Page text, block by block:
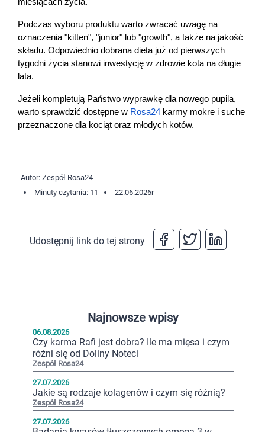
miesiącach życia.
Podczas wyboru produktu warto zwracać uwagę na
oznaczenia "kitten", "junior" lub "growth", a także na jakość
składu. Odpowiednio dobrana dieta już od pierwszych
tygodni życia stanowi inwestycję w zdrowie kota na długie
lata.
Jeżeli kompletują Państwo wyprawkę dla nowego pupila,
warto sprawdzić dostępne w Rosa24 karmy mokre i suche
przeznaczone dla kociąt oraz młodych kotów.
Autor: Zespół Rosa24
Minuty czytania: 11
22.06.2026r
Udostępnij link do tej strony
Najnowsze wpisy
06.08.2026
Czy karma Rafi jest dobra? Ile ma mięsa i czym
różni się od Doliny Noteci
Zespół Rosa24
27.07.2026
Jakie są rodzaje kolagenów i czym się różnią?
Zespół Rosa24
27.07.2026